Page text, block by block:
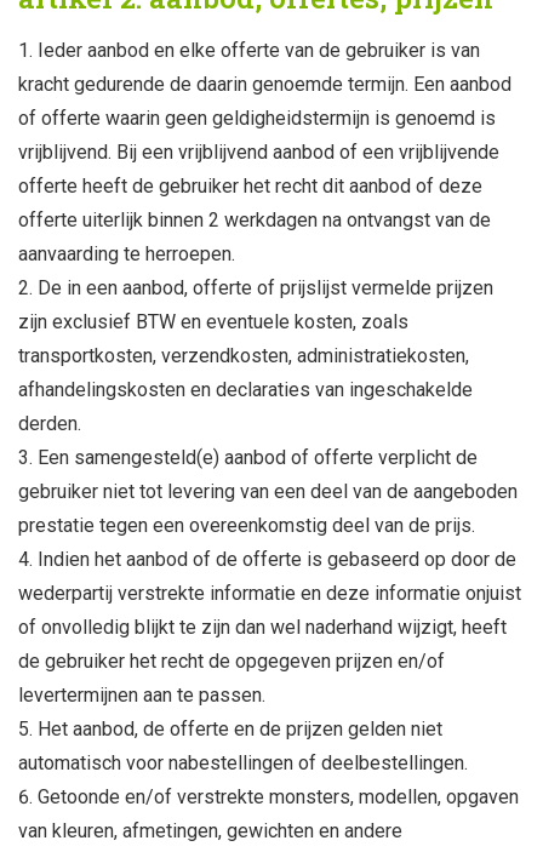
Ieder aanbod en elke offerte van de gebruiker is van
kracht gedurende de daarin genoemde termijn. Een aanbod
of offerte waarin geen geldigheidstermijn is genoemd is
vrijblijvend. Bij een vrijblijvend aanbod of een vrijblijvende
offerte heeft de gebruiker het recht dit aanbod of deze
offerte uiterlijk binnen 2 werkdagen na ontvangst van de
aanvaarding te herroepen.
De in een aanbod, offerte of prijslijst vermelde prijzen
zijn exclusief BTW en eventuele kosten, zoals
transportkosten, verzendkosten, administratiekosten,
afhandelingskosten en declaraties van ingeschakelde
derden.
Een samengesteld(e) aanbod of offerte verplicht de
gebruiker niet tot levering van een deel van de aangeboden
prestatie tegen een overeenkomstig deel van de prijs.
Indien het aanbod of de offerte is gebaseerd op door de
wederpartij verstrekte informatie en deze informatie onjuist
of onvolledig blijkt te zijn dan wel naderhand wijzigt, heeft
de gebruiker het recht de opgegeven prijzen en/of
levertermijnen aan te passen.
Het aanbod, de offerte en de prijzen gelden niet
automatisch voor nabestellingen of deelbestellingen.
Getoonde en/of verstrekte monsters, modellen, opgaven
van kleuren, afmetingen, gewichten en andere